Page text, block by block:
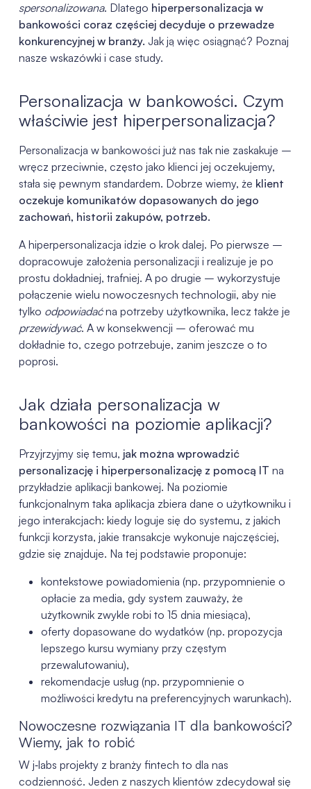
spersonalizowana. Dlatego hiperpersonalizacja w
bankowości coraz częściej decyduje o przewadze
konkurencyjnej w branży. Jak ją więc osiągnąć? Poznaj
nasze wskazówki i case study.
Personalizacja w bankowości. Czym
właściwie jest hiperpersonalizacja?
Personalizacja w bankowości już nas tak nie zaskakuje –
wręcz przeciwnie, często jako klienci jej oczekujemy,
stała się pewnym standardem. Dobrze wiemy, że klient
oczekuje komunikatów dopasowanych do jego
zachowań, historii zakupów, potrzeb.
A hiperpersonalizacja idzie o krok dalej. Po pierwsze –
dopracowuje założenia personalizacji i realizuje je po
prostu dokładniej, trafniej. A po drugie – wykorzystuje
połączenie wielu nowoczesnych technologii, aby nie
tylko odpowiadaćna potrzeby użytkownika, lecz także je
przewidywać. A w konsekwencji – oferować mu
dokładnie to, czego potrzebuje, zanim jeszcze o to
poprosi.
Jak działa personalizacja w
bankowości na poziomie aplikacji?
Przyjrzyjmy się temu, jak można wprowadzić
personalizację i hiperpersonalizację z pomocą IT na
przykładzie aplikacji bankowej. Na poziomie
funkcjonalnym taka aplikacja zbiera dane o użytkowniku i
jego interakcjach: kiedy loguje się do systemu, z jakich
funkcji korzysta, jakie transakcje wykonuje najczęściej,
gdzie się znajduje. Na tej podstawie proponuje:
kontekstowe powiadomienia (np. przypomnienie o
opłacie za media, gdy system zauważy, że
użytkownik zwykle robi to 15 dnia miesiąca),
oferty dopasowane do wydatków (np. propozycja
lepszego kursu wymiany przy częstym
przewalutowaniu),
rekomendacje usług (np. przypomnienie o
możliwości kredytu na preferencyjnych warunkach).
Nowoczesne rozwiązania IT dla bankowości?
Wiemy, jak to robić
W j‑labs projekty z branży fintech to dla nas
codzienność. Jeden z naszych klientów zdecydował się